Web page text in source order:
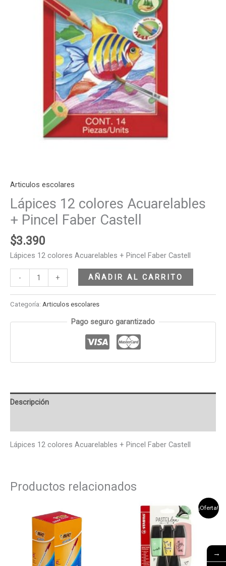
Articulos escolares
Lápices 12 colores Acuarelables
+ Pincel Faber Castell
$3.390
Lápices 12 colores Acuarelables + Pincel Faber Castell
- + AÑADIR AL CARRITO
Categoría: Articulos escolares
Pago seguro garantizado
Descripción
Lápices 12 colores Acuarelables + Pincel Faber Castell
Productos relacionados
¡Oferta!
El
precio
original
era:
$3.290.
actual
es:
$2.990.
→